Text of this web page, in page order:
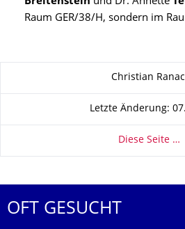
Raum GER/38/H, sondern im
Christian
Letzte Änderung:
Diese Seite …
OFT GESUCHT